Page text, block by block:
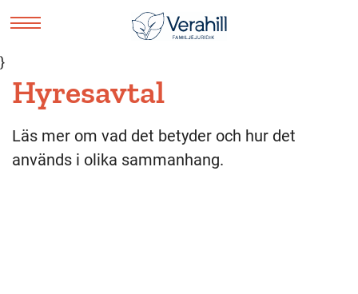
}
Hyresavtal
Läs mer om vad det betyder och hur det
används i olika sammanhang.